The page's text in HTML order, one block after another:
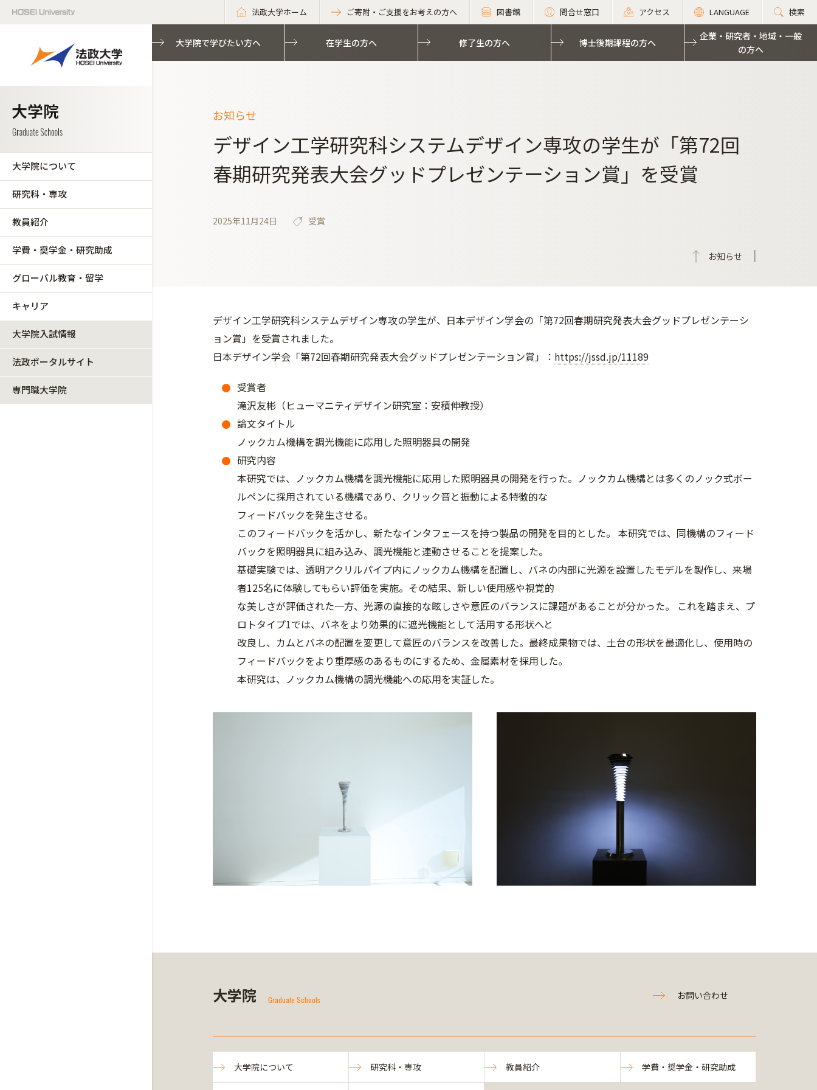
法政大学ホーム ご寄附・ご支援をお考えの方へ 図書館 問合せ窓口 アクセス LANGUAGE 検索
大学院について
研究科・専攻
教員紹介
学費・奨学金・研究助成
グローバル教育・留学
キャリア
大学院入試情報
法政ポータルサイト
専門職大学院
大学院で学びたい方へ 在学生の方へ 修了生の方へ 博士後期課程の方へ
企業・研究者・地域・一般
の方へ
お知らせ
デザイン工学研究科システムデザイン専攻の学生が「第72回
春期研究発表大会グッドプレゼンテーション賞」を受賞
2025年11月24日 受賞
お知らせ
デザイン工学研究科システムデザイン専攻の学生が、日本デザイン学会の「第72回春期研究発表大会グッドプレゼンテーシ
ョン賞」を受賞されました。
日本デザイン学会「第72回春期研究発表大会グッドプレゼンテーション賞」： https://jssd.jp/11189
受賞者
滝沢友彬（ヒューマニティデザイン研究室：安積伸教授）
論文タイトル
ノックカム機構を調光機能に応用した照明器具の開発
研究内容
本研究では、ノックカム機構を調光機能に応用した照明器具の開発を行った。ノックカム機構とは多くのノック式ボー
ルペンに採用されている機構であり、クリック音と振動による特徴的な
フィードバックを発生させる。
このフィードバックを活かし、新たなインタフェースを持つ製品の開発を目的とした。 本研究では、同機構のフィード
バックを照明器具に組み込み、調光機能と連動させることを提案した。
基礎実験では、透明アクリルパイプ内にノックカム機構を配置し、バネの内部に光源を設置したモデルを製作し、来場
者125名に体験してもらい評価を実施。その結果、新しい使用感や視覚的
な美しさが評価された一方、光源の直接的な眩しさや意匠のバランスに課題があることが分かった。 これを踏まえ、プ
ロトタイプ1では、バネをより効果的に遮光機能として活用する形状へと
改良し、カムとバネの配置を変更して意匠のバランスを改善した。最終成果物では、土台の形状を最適化し、使用時の
フィードバックをより重厚感のあるものにするため、金属素材を採用した。
本研究は、ノックカム機構の調光機能への応用を実証した。
大学院 Graduate Schools お問い合わせ
大学院について 研究科・専攻 教員紹介 学費・奨学金・研究助成